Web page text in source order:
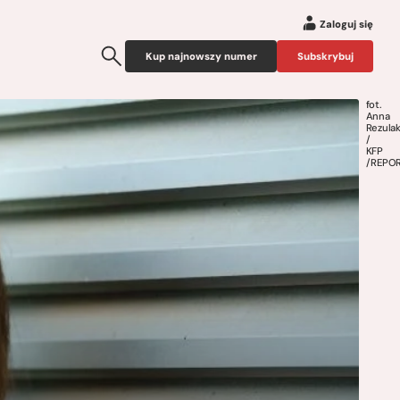
Zaloguj się
Kup najnowszy numer Subskrybuj
fot.
Anna
Rezulak
/
KFP
/